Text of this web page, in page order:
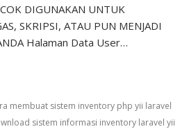
DIGUNAKAN UNTUK
SKRIPSI, ATAU PUN MENJADI
Halaman Data User…
membuat sistem inventory php yii laravel
sistem informasi inventory laravel yii